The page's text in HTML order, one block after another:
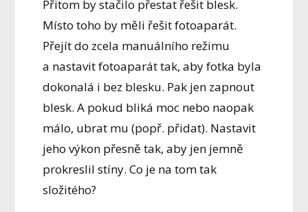
Přitom by stačilo přestat řešit blesk.
Místo toho by měli řešit fotoaparát.
Přejít do zcela manuálního režimu
a nastavit fotoaparát tak, aby fotka byla
dokonalá i bez blesku. Pak jen zapnout
blesk. A pokud bliká moc nebo naopak
málo, ubrat mu (popř. přidat). Nastavit
jeho výkon přesně tak, aby jen jemně
prokreslil stíny. Co je na tom tak
složitého?